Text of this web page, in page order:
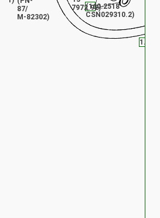
(160.2518
СSN029310.2)
7972.92)
87/
М-82302)